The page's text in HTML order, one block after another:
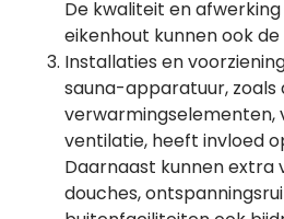
De kwaliteit en
eikenhout kunnen ook
Installaties en
sauna-apparatuur, zoals
verwarmingselementen,
ventilatie, heeft invloed
Daarnaast kunnen extra
douches,